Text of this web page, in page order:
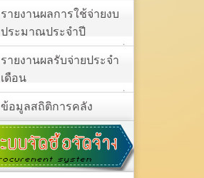
รายงานผลการใช้จ่ายงบ
ประมาณประจำปี
รายงานผลรับจ่ายประจำ
เดือน
ข้อมูลสถิติการคลัง